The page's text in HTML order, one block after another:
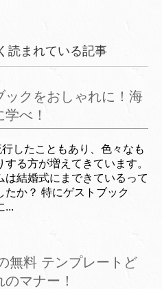
読まれている記事
ックをおしゃれに！海
べ！
したこともあり、色々なも
する方が増えてきています。
は結婚式にまできているって
たか？ 特にゲストブック
...
無料 テンプレートど
マナー！